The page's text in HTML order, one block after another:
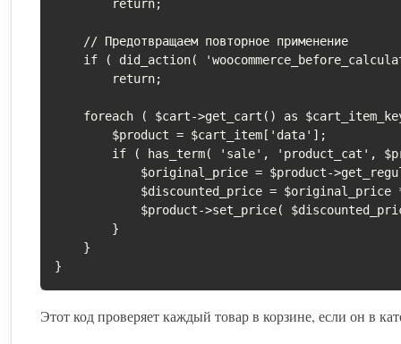
Этот код проверяет каждый товар в корзине, если он в